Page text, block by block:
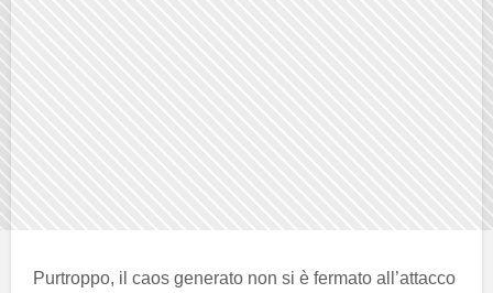
Purtroppo, il caos generato non si è fermato all’attacco